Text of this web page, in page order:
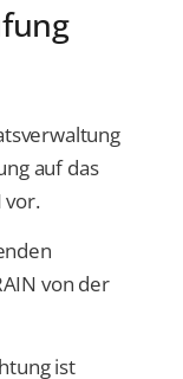
auf das
vor.
von der
ist